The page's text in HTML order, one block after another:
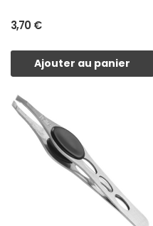
3,70 €
Ajouter au panier